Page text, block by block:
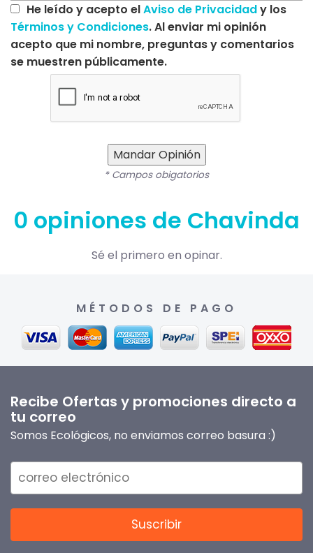
He leído y acepto elAviso de Privacidady los
Términos y Condiciones. Al enviar mi opinión
acepto que mi nombre, preguntas y comentarios
se muestren públicamente.
Mandar Opinión
* Campos obigatorios
0 opiniones de Chavinda
Sé el primero en opinar.
MÉTODOS DE PAGO
Recibe Ofertas y promociones directo a
tu correo
Somos Ecológicos, no enviamos correo basura :)